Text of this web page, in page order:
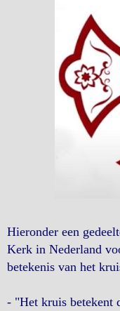
Hieronder een
Kerk in Nederland
betekenis van het
- "Het kruis betekent